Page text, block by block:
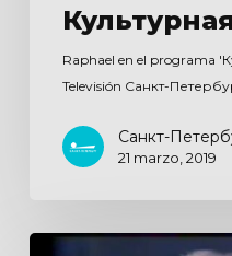
Raphael en el programa
Televisión Санкт-
Санкт-
21 marzo, 2019
De